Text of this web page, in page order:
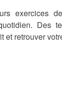
exercices
Des
et retrouver